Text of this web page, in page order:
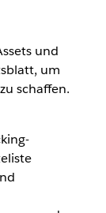
und
um
schaffen.